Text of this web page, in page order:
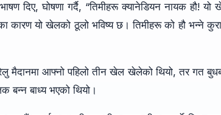
दिए, घोषणा गर्दै, “तिमीहरू क्यानेडियन नायक हौ! यो
कारण यो खेलको ठूलो भविष्य छ। तिमीहरू को हौ भन्ने
मैदानमा आफ्नो पहिलो तीन खेल खेलेको थियो, तर गत
बन्न बाध्य भएको थियो।